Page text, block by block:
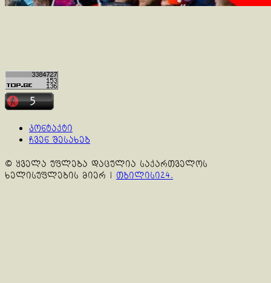
კონტაქტი
ჩვენ შესახებ
© ყველა უფლება დაცულია საქართველოს
ხელისუფლების მიერ | თბილისი24.